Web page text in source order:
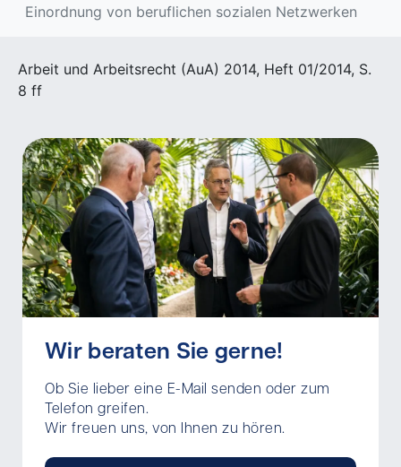
Einordnung von beruflichen sozialen Netzwerken
Arbeit und Arbeitsrecht (AuA) 2014, Heft 01/2014, S.
8 ff
Wir beraten Sie gerne!
Ob Sie lieber eine E-Mail senden oder zum
Telefon greifen.
Wir freuen uns, von Ihnen zu hören.